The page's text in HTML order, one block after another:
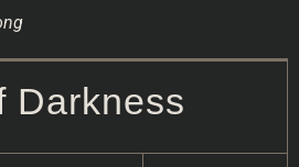
Darkness